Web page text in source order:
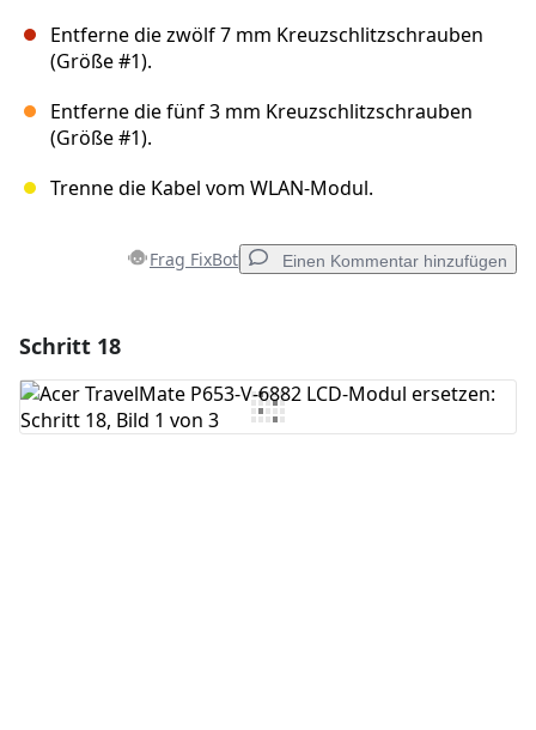
Entferne die zwölf 7 mm Kreuzschlitzschrauben
(Größe #1).
Entferne die fünf 3 mm Kreuzschlitzschrauben
(Größe #1).
Trenne die Kabel vom WLAN-Modul.
Frag FixBot Einen Kommentar hinzufügen
Kommentar hinzufügen
Schritt 18